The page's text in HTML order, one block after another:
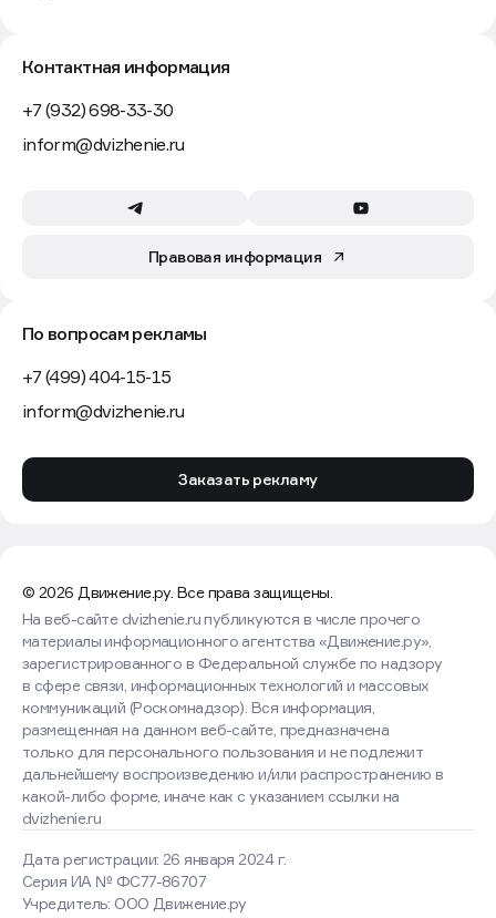
Контактная информация
+7 (932) 698-33-30
inform@dvizhenie.ru
Правовая информация
По вопросам рекламы
+7 (499) 404-15-15
inform@dvizhenie.ru
Заказать рекламу
© 2026 Движение.ру. Все права защищены.
Дата регистрации: 26 января 2024 г.
Серия ИА № ФС77-86707
Учредитель: ООО Движение.ру
На веб-сайте dvizhenie.ru публикуются в числе прочего
материалы информационного агентства «Движение.ру»,
зарегистрированного в Федеральной службе по надзору
в сфере связи, информационных технологий и массовых
коммуникаций (Роскомнадзор). Вся информация,
размещенная на данном веб-сайте, предназначена
только для персонального пользования и не подлежит
дальнейшему воспроизведению и/или распространению в
какой-либо форме, иначе как с указанием ссылки на
dvizhenie.ru